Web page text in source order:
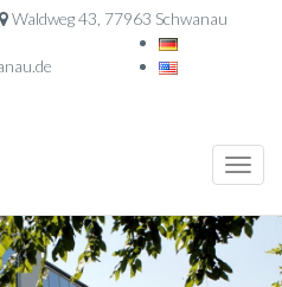
Waldweg 43, 77963 Schwanau
Toggle